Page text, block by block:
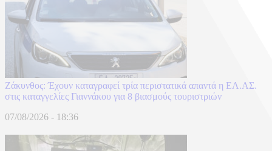
Ζάκυνθος: Έχουν καταγραφεί τρία περιστατικά απαντά η ΕΛ.ΑΣ.
στις καταγγελίες Γιαννάκου για 8 βιασμούς τουριστριών
07/08/2026 - 18:36